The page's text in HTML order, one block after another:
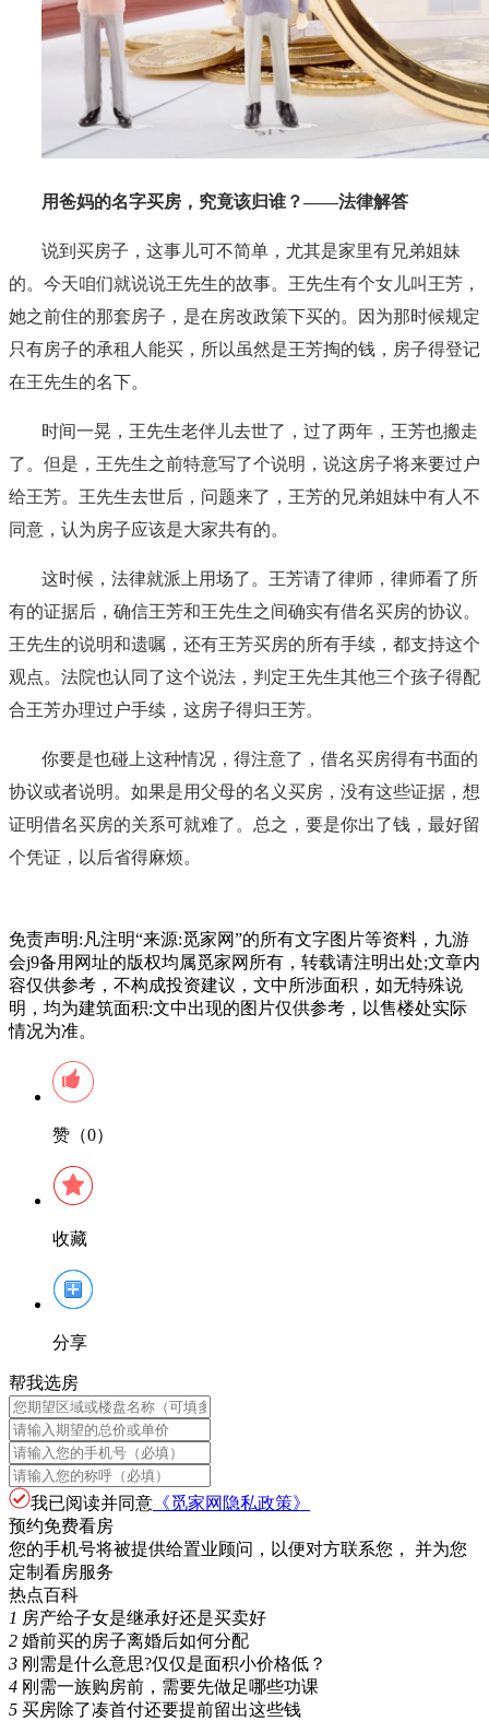
用爸妈的名字买房，究竟该归谁？——法律解答
说到买房子，这事儿可不简单，尤其是家里有兄弟姐妹
的。今天咱们就说说王先生的故事。王先生有个女儿叫王芳，
她之前住的那套房子，是在房改政策下买的。因为那时候规定
只有房子的承租人能买，所以虽然是王芳掏的钱，房子得登记
在王先生的名下。
时间一晃，王先生老伴儿去世了，过了两年，王芳也搬走
了。但是，王先生之前特意写了个说明，说这房子将来要过户
给王芳。王先生去世后，问题来了，王芳的兄弟姐妹中有人不
同意，认为房子应该是大家共有的。
这时候，法律就派上用场了。王芳请了律师，律师看了所
有的证据后，确信王芳和王先生之间确实有借名买房的协议。
王先生的说明和遗嘱，还有王芳买房的所有手续，都支持这个
观点。法院也认同了这个说法，判定王先生其他三个孩子得配
合王芳办理过户手续，这房子得归王芳。
你要是也碰上这种情况，得注意了，借名买房得有书面的
协议或者说明。如果是用父母的名义买房，没有这些证据，想
证明借名买房的关系可就难了。总之，要是你出了钱，最好留
个凭证，以后省得麻烦。
免责声明:凡注明“来源:觅家网”的所有文字图片等资料，九游
会j9备用网址的版权均属觅家网所有，转载请注明出处;文章内
容仅供参考，不构成投资建议，文中所涉面积，如无特殊说
明，均为建筑面积:文中出现的图片仅供参考，以售楼处实际
情况为准。
赞（0）
收藏
分享
帮我选房
我已阅读并同意 《觅家网隐私政策》
预约免费看房
您的手机号将被提供给置业顾问，以便对方联系您， 并为您
定制看房服务
热点百科
1 房产给子女是继承好还是买卖好
2 婚前买的房子离婚后如何分配
3 刚需是什么意思?仅仅是面积小价格低？
4 刚需一族购房前，需要先做足哪些功课
5 买房除了凑首付还要提前留出这些钱